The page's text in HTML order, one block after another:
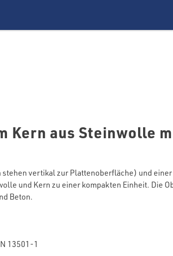
Kern aus Steinwolle
stehen vertikal zur Plattenoberfläche) und
und Kern zu einer kompakten Einheit. Die
Beton.
13501-1